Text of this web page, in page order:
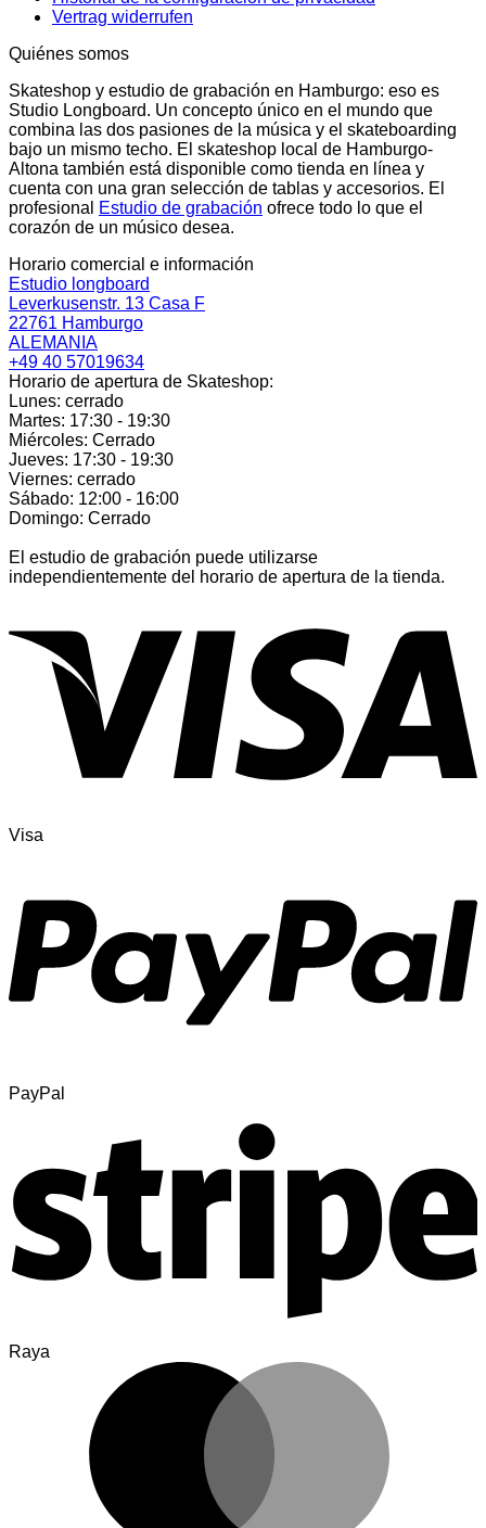
Vertrag widerrufen
Quiénes somos
Skateshop y estudio de grabación en Hamburgo: eso es
Studio Longboard. Un concepto único en el mundo que
combina las dos pasiones de la música y el skateboarding
bajo un mismo techo. El skateshop local de Hamburgo-
Altona también está disponible como tienda en línea y
cuenta con una gran selección de tablas y accesorios. El
profesional
Estudio de grabación ofrece todo lo que el
corazón de un músico desea.
Horario comercial e información
Estudio longboard
Leverkusenstr. 13 Casa F
22761 Hamburgo
ALEMANIA
+49 40 57019634
Horario de apertura de Skateshop:
Lunes: cerrado
Martes: 17:30 - 19:30
Miércoles: Cerrado
Jueves: 17:30 - 19:30
Viernes: cerrado
Sábado: 12:00 - 16:00
Domingo: Cerrado
El estudio de grabación puede utilizarse
independientemente del horario de apertura de la tienda.
Visa
PayPal
Raya